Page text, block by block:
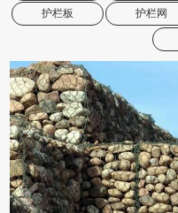
护栏板 护栏网